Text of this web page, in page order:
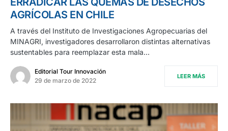
AGRÍCOLAS EN CHILE
A través del Instituto de Investigaciones Agropecuarias del
MINAGRI, investigadores desarrollaron distintas alternativas
sustentables para reemplazar esta mala…
Editorial Tour Innovación
29 de marzo de 2022
LEER MÁS